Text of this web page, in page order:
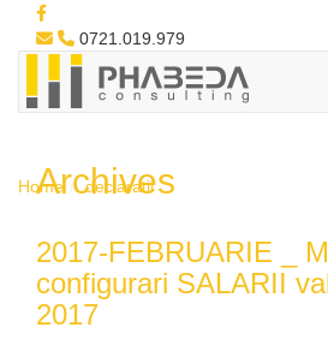
0721.019.979
Archives
Home declaratii
2017-FEBRUARIE _
configurari SALARII
2017